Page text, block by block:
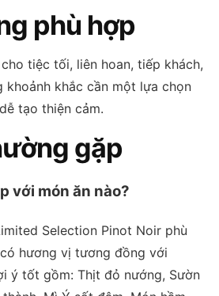
phù hợp
tiệc tối, liên hoan, tiếp khách,
khoảnh khắc cần một lựa chọn
tạo thiện cảm.
gặp
với món ăn nào?
Selection Pinot Noir phù
hương vị tương đồng với
ý tốt gồm: Thịt đỏ nướng, Sườn